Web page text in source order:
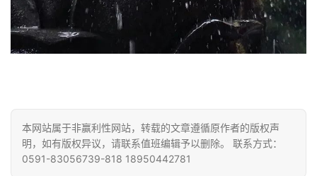
本网站属于非赢利性网站，转载的文章遵循原作者的版权声
明，如有版权异议，请联系值班编辑予以删除。 联系方式：
0591-83056739-818 18950442781